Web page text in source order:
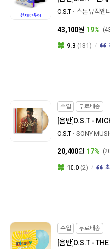
O.S.T 스톤뮤직엔
43,100원 19%
9.8 (131)
수입 무료배송
[음반]O.S.T -
O.S.T SONY
20,400원 17%
10.0 (2)
수입 무료배송
[음반]O.S.T - THE